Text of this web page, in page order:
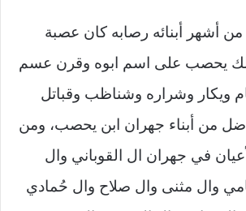
من أشهر أبنائه رصابه كان عصبة
يحصب على اسم ابوه وقرن عسم
ويكار وشراره وشناظب وقباتل
من أبناء جهران ابن يحصب، ومن
في جهران ال القوباني وال
وال مثنى وال صلاح وال حُمادي